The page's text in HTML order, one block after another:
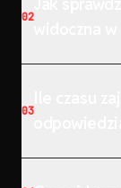
02
03